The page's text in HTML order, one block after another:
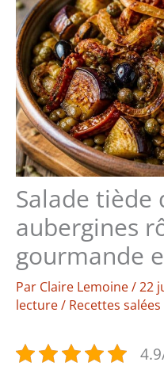
Salade tiède
aubergines
gourmande
Par Claire Lemoine/22
lecture/ Recettes salées